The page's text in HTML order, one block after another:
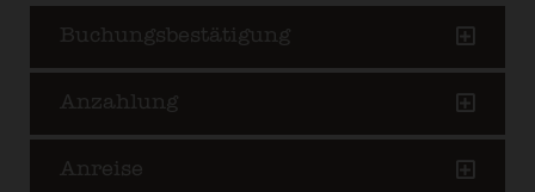
Buchungsbestätigung
Anzahlung
Anreise